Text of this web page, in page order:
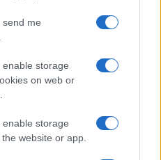
send me
storage
on web or
storage
website or app.